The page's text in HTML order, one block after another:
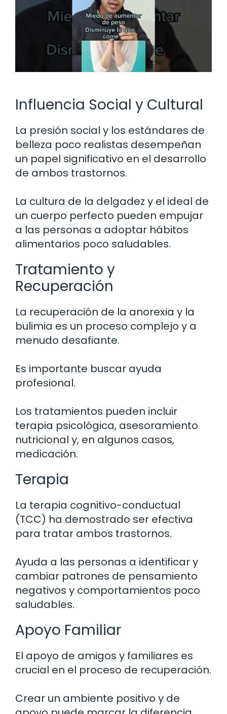
Influencia Social y Cultural
La presión social y los estándares de
belleza poco realistas desempeñan
un papel significativo en el desarrollo
de ambos trastornos.
La cultura de la delgadez y el ideal de
un cuerpo perfecto pueden empujar
a las personas a adoptar hábitos
alimentarios poco saludables.
Tratamiento y
Recuperación
La recuperación de la anorexia y la
bulimia es un proceso complejo y a
menudo desafiante.
Es importante buscar ayuda
profesional.
Los tratamientos pueden incluir
terapia psicológica, asesoramiento
nutricional y, en algunos casos,
medicación.
Terapia
La terapia cognitivo-conductual
(TCC) ha demostrado ser efectiva
para tratar ambos trastornos.
Ayuda a las personas a identificar y
cambiar patrones de pensamiento
negativos y comportamientos poco
saludables.
Apoyo Familiar
El apoyo de amigos y familiares es
crucial en el proceso de recuperación.
Crear un ambiente positivo y de